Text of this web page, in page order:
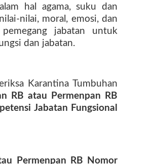
hal agama, suku dan
nilai, moral, emosi, dan
jabatan untuk
dan jabatan.
Karantina Tumbuhan
RB atau Permenpan RB
Jabatan Fungsional
Permenpan RB Nomor